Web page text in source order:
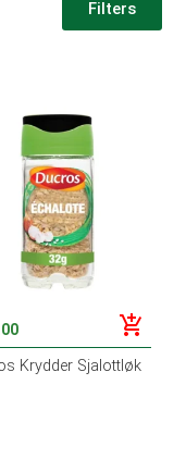
Filters
add_shopping_cart
Krydder Sjalottløk